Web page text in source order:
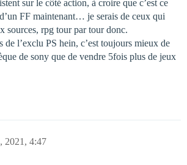
sur le côté action, à croire que c’est ce
FF maintenant… je serais de ceux qui
sources, rpg tour par tour donc.
de l’exclu PS hein, c’est toujours mieux de
de sony que de vendre 5fois plus de jeux
2021, 4:47